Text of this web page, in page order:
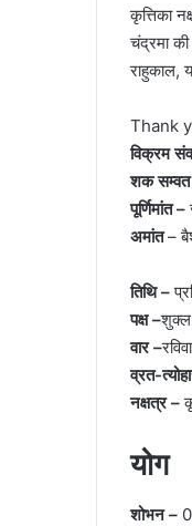
कृत्तिका
चंद्रमा
राहुकाल,
Thank
विक्रम
शक
पूर्णिमांत –
अमांत–
तिथि –
पक्ष –शुक्ल
वार –
व्रत-
नक्षत्र –
योग
शोभन –